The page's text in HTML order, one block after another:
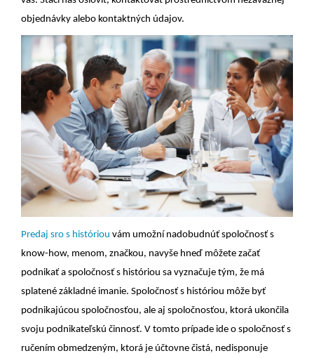
objednávky alebo kontaktných údajov.
Predaj sro s históriou vám umožní nadobudnúť spoločnosť s
know-how, menom, značkou, navyše hneď môžete začať
podnikať a spoločnosť s históriou sa vyznačuje tým, že má
splatené základné imanie. Spoločnosť s históriou môže byť
podnikajúcou spoločnosťou, ale aj spoločnosťou, ktorá ukončila
svoju podnikateľskú činnosť. V tomto prípade ide o spoločnosť s
ručením obmedzeným, ktorá je účtovne čistá, nedisponuje